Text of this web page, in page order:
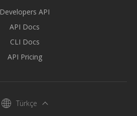
Developers API
API Docs
CLI Docs
API Pricing
Türkçe